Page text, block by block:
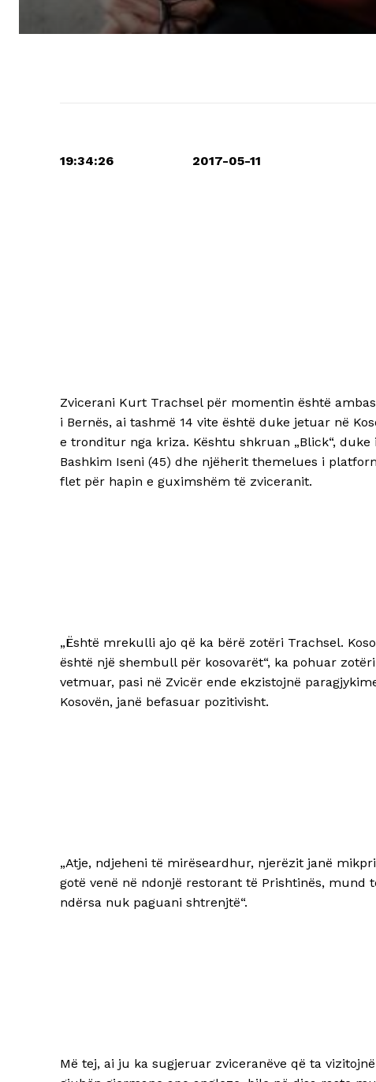
19:34:26 2017-05-11
Zvicerani Kurt Trachsel për momentin është
i Bernës, ai tashmë 14 vite është duke jetuar në
e tronditur nga kriza. Kështu shkruan „Blick“,
Bashkim Iseni (45) dhe njëherit themelues i
flet për hapin e guximshëm të zviceranit.
„Është mrekulli ajo që ka bërë zotëri Trachsel.
është një shembull për kosovarët“, ka pohuar
vetmuar, pasi në Zvicër ende ekzistojnë
Kosovën, janë befasuar pozitivisht.
„Atje, ndjeheni të mirëseardhur, njerëzit janë
gotë venë në ndonjë restorant të Prishtinës,
ndërsa nuk paguani shtrenjtë“.
Më tej, ai ju ka sugjeruar zviceranëve që ta